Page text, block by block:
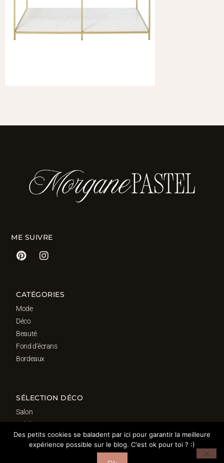
ME SUIVRE
CATÉGORIES
Mode
Déco
Beauté
Fond d’écrans
Bordeaux
SÉLECTION DÉCO
Salon
Cuisine
Salle de bain
Chambre
Des petits cookies se baladent par ici pour garantir la meilleure
expérience possible sur le blog. C'est ok pour toi ? :)